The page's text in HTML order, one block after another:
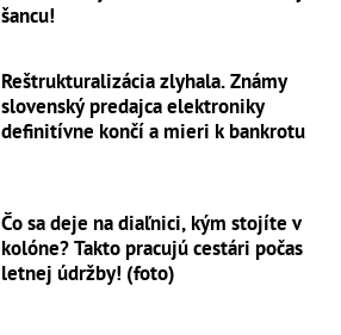
šancu!
Reštrukturalizácia zlyhala. Známy
slovenský predajca elektroniky
definitívne končí a mieri k bankrotu
Čo sa deje na diaľnici, kým stojíte v
kolóne? Takto pracujú cestári počas
letnej údržby! (foto)